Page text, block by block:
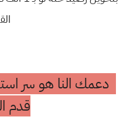
دعمك النا هو سر
قدم